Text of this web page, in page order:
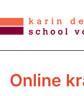
naar
de
Online